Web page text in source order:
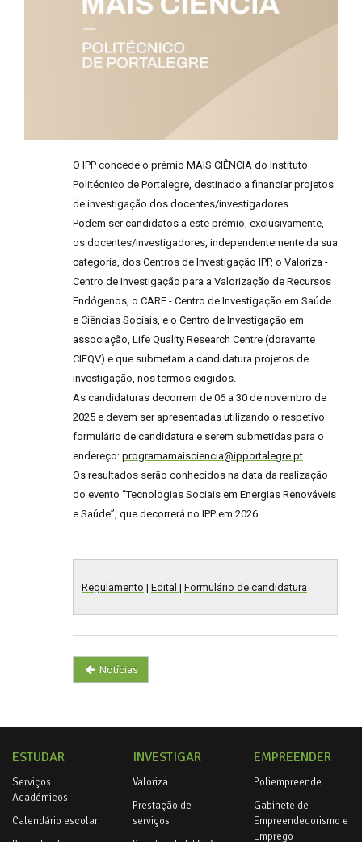
O IPP concede o prémio MAIS CIÊNCIA do Instituto
Politécnico de Portalegre, destinado a financiar projetos
de investigação dos docentes/investigadores.
Podem ser candidatos a este prémio, exclusivamente,
os docentes/investigadores, independentemente da sua
categoria, dos Centros de Investigação IPP, o Valoriza -
Centro de Investigação para a Valorização de Recursos
Endógenos, o CARE - Centro de Investigação em Saúde
e Ciências Sociais, e o Centro de Investigação em
associação, Life Quality Research Centre (doravante
CIEQV) e que submetam a candidatura projetos de
investigação, nos termos exigidos.
As candidaturas decorrem de 06 a 30 de novembro de
2025 e devem ser apresentadas utilizando o respetivo
formulário de candidatura e serem submetidas para o
endereço: programamaisciencia@ipportalegre.pt.
Os resultados serão conhecidos na data da realização
do evento “Tecnologias Sociais em Energias Renováveis
e Saúde”, que decorrerá no IPP em 2026.
Regulamento | Edital | Formulário de candidatura
Notícias
ESTUDAR
Serviços
Académicos
Calendário escolar
INVESTIGAR
Valoriza
Prestação de
serviços
EMPREENDER
Poliempreende
Gabinete de
Empreendedorismo e
Emprego